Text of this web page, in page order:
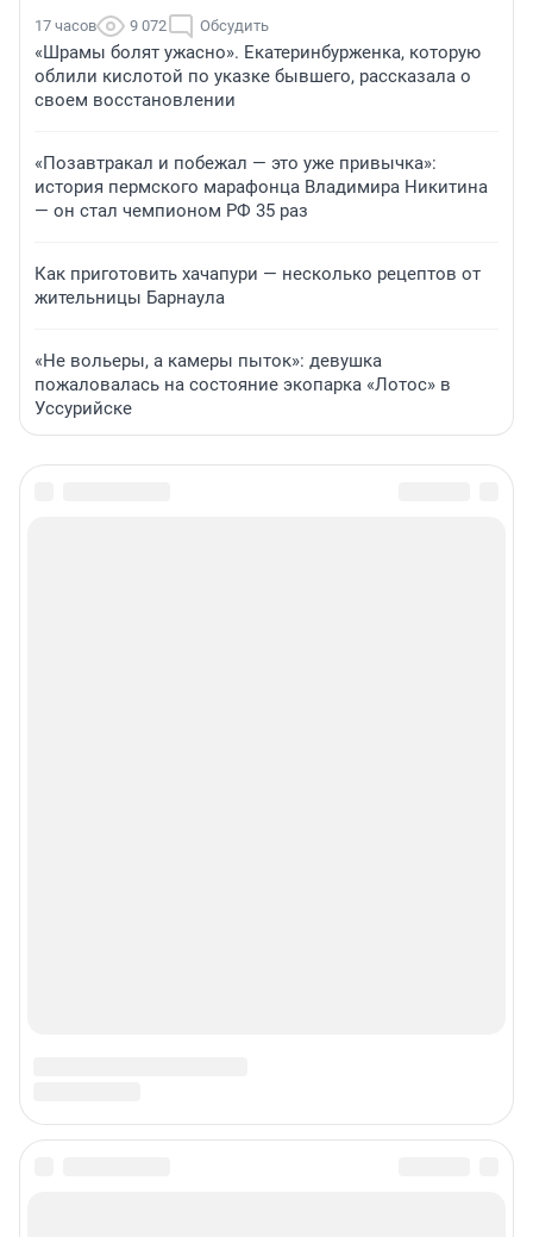
17 часов 9 072 Обсудить
«Шрамы болят ужасно». Екатеринбурженка, которую
облили кислотой по указке бывшего, рассказала о
своем восстановлении
«Позавтракал и побежал — это уже привычка»:
история пермского марафонца Владимира Никитина
— он стал чемпионом РФ 35 раз
Как приготовить хачапури — несколько рецептов от
жительницы Барнаула
«Не вольеры, а камеры пыток»: девушка
пожаловалась на состояние экопарка «Лотос» в
Уссурийске